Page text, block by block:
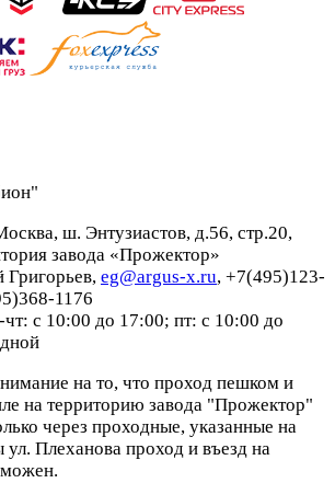
ш. Энтузиастов, д.56, стр.20,
завода «Прожектор»
Григорьев, eg@argus-x.ru, +7(495)123-
1176
с 10:00 до 17:00; пт: с 10:00 до
на то, что проход пешком и
на территорию завода "Прожектор"
через проходные, указанные на
Плеханова проход и въезд на